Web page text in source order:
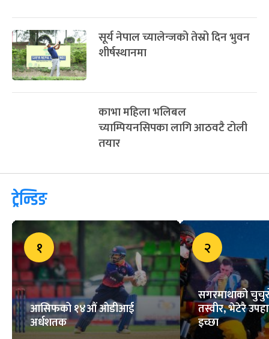
सूर्य नेपाल च्यालेन्जको तेस्रो दिन भुवन
शीर्षस्थानमा
काभा महिला भलिबल
च्याम्पियनसिपका लागि आठवटै टोली
तयार
ट्रेन्डिङ
१
आसिफको १४औं ओडीआई
अर्धशतक
२
सगरमाथाको
तस्वीर, भेटेरै
इच्छा